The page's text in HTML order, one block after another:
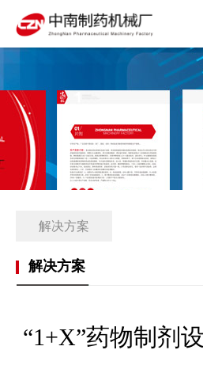
关于中南
中南简介
资质荣誉
免责申明
制药设备
固体制剂设备
液体制剂设备
后段包装设备
前处理设备
1+X建设
工厂简介
1+X证书
1+X设备方案
解决方案
客户案例
新闻中心
解决方案
解决方案
“1+X”药物制